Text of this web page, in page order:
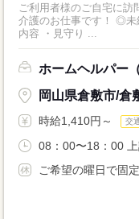
ご利用者様のご自宅に
介護のお仕事です！ ◎未経験から始める方が8割です！ ▼具体的な
内容 ・見守り ...
ホームヘルパー
岡山県倉敷市/倉
時給1,410円～ 交
08：00〜18：00
ご希望の曜日で固